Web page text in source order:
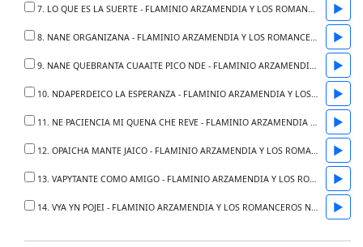
7. LO QUE ES LA SUERTE - FLAMINIO ARZAMENDIA Y LOS ROMANCEROS NATIVOS - ANO 1984 ▶
8. NANE ORGANIZANA - FLAMINIO ARZAMENDIA Y LOS ROMANCEROS NATIVOS - ANO 1984 ▶
9. NANE QUEBRANTA CUAAITE PICO NDE - FLAMINIO ARZAMENDIA Y LOS ROMANCEROS NATIVOS - ANO 1984 ▶
10. NDAPERDEICO LA ESPERANZA - FLAMINIO ARZAMENDIA Y LOS ROMANCEROS NATIVOS - ANO 1984 ▶
11. NE PACIENCIA MI QUENA CHE REVE - FLAMINIO ARZAMENDIA Y LOS ROMANCEROS NATIVOS - ANO 1984 ▶
12. OPAICHA MANTE JAICO - FLAMINIO ARZAMENDIA Y LOS ROMANCEROS NATIVOS - ANO 1984 ▶
13. VAPYTANTE COMO AMIGO - FLAMINIO ARZAMENDIA Y LOS ROMANCEROS NATIVOS - ANO 1984 ▶
14. VYA YN POJEI - FLAMINIO ARZAMENDIA Y LOS ROMANCEROS NATIVOS - ANO 1984 ▶